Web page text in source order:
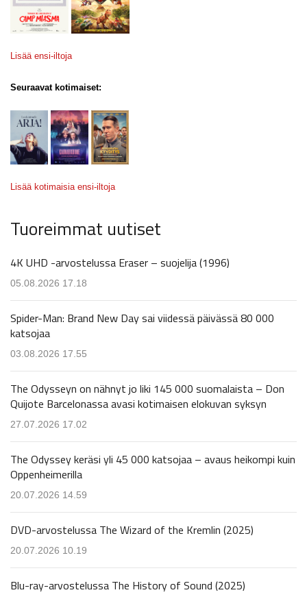
Lisää ensi-iltoja
Seuraavat kotimaiset:
Lisää kotimaisia ensi-iltoja
Tuoreimmat uutiset
4K UHD -arvostelussa Eraser – suojelija (1996)
05.08.2026 17.18
Spider-Man: Brand New Day sai viidessä päivässä 80 000
katsojaa
03.08.2026 17.55
The Odysseyn on nähnyt jo liki 145 000 suomalaista – Don
Quijote Barcelonassa avasi kotimaisen elokuvan syksyn
27.07.2026 17.02
The Odyssey keräsi yli 45 000 katsojaa – avaus heikompi kuin
Oppenheimerilla
20.07.2026 14.59
DVD-arvostelussa The Wizard of the Kremlin (2025)
20.07.2026 10.19
Blu-ray-arvostelussa The History of Sound (2025)